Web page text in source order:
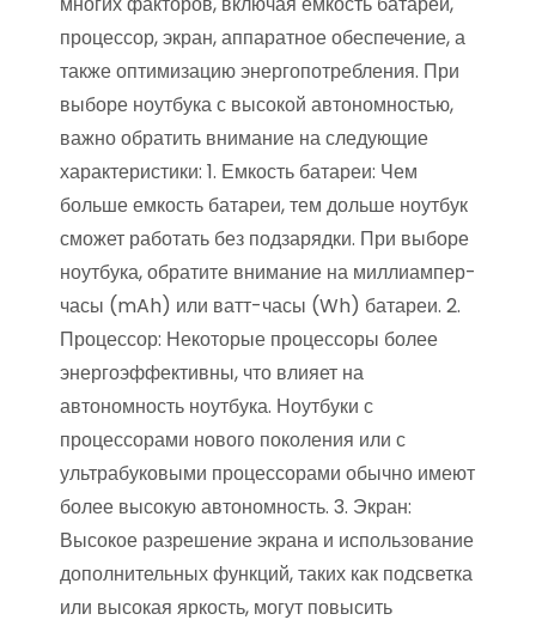
процессор, экран, аппаратное обеспечение, а
также оптимизацию энергопотребления. При
выборе ноутбука с высокой автономностью,
важно обратить внимание на следующие
характеристики: 1. Емкость батареи: Чем
больше емкость батареи, тем дольше ноутбук
сможет работать без подзарядки. При выборе
ноутбука, обратите внимание на миллиампер-
часы (mAh) или ватт-часы (Wh) батареи. 2.
Процессор: Некоторые процессоры более
энергоэффективны, что влияет на
автономность ноутбука. Ноутбуки с
процессорами нового поколения или с
ультрабуковыми процессорами обычно имеют
более высокую автономность. 3. Экран:
Высокое разрешение экрана и использование
дополнительных функций, таких как подсветка
или высокая яркость, могут повысить